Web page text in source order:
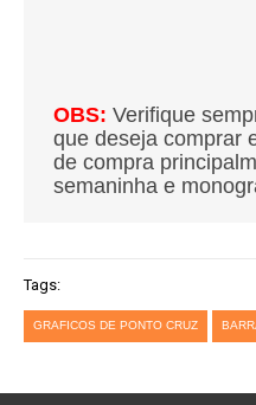
OBS: Verifique
que deseja comprar
de compra
semaninha e
Tags:
GRAFICOS DE PONTO CRUZ